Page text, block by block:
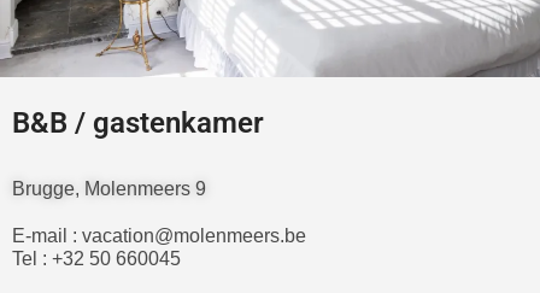
B&B / gastenkamer
Brugge, Molenmeers 9
E-mail : vacation@molenmeers.be
Tel : +32 50 660045